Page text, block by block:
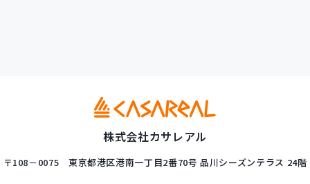
株式会社カサレアル
〒108－0075 東京都港区港南一丁目2番70号 品川シーズンテラス 24階